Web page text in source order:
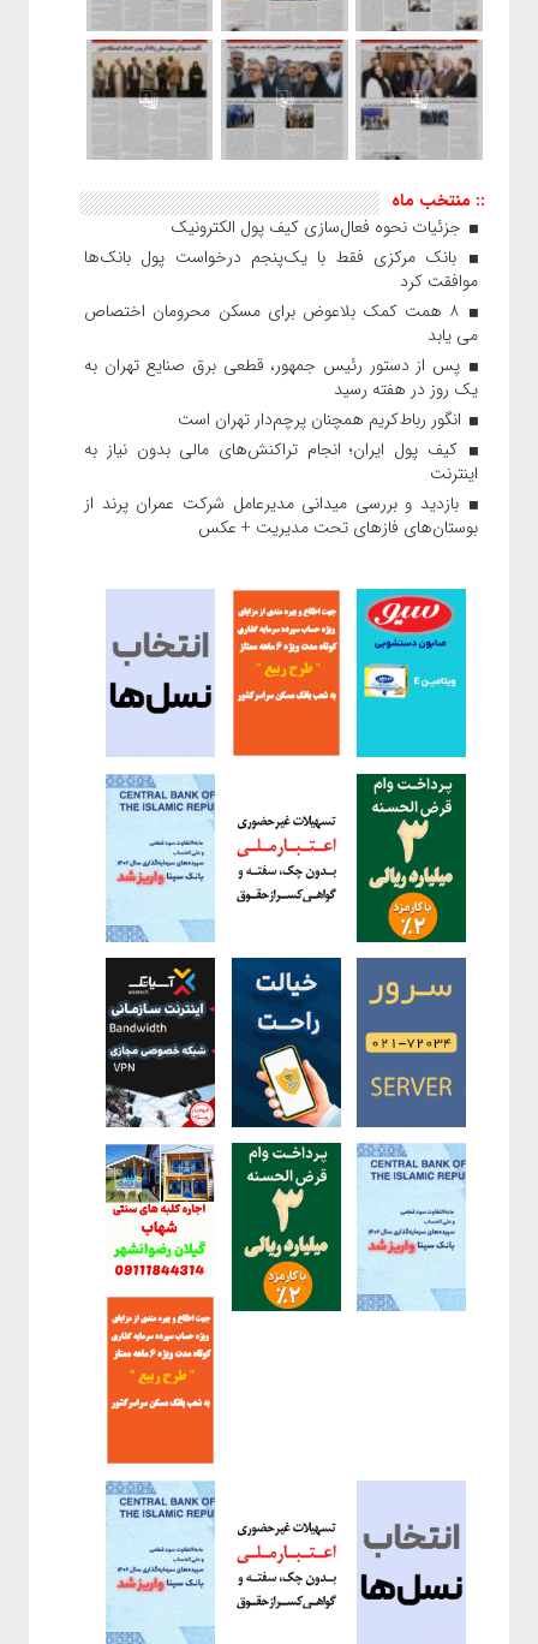
:: منتخب ماه
جزئیات نحوه فعال‌سازی کیف پول الکترونیک
بانک مرکزی فقط با یک‌‎پنجم درخواست پول بانک‌ها
موافقت کرد
۸ همت کمک بلاعوض برای مسکن محرومان اختصاص
می یابد
پس از دستور رئیس‌ جمهور، قطعی برق صنایع تهران به
یک روز در هفته رسید
انگور رباط‌کریم همچنان پرچم‌دار تهران است
کیف پول ایران؛ انجام تراکنش‌های مالی بدون نیاز به
اینترنت
بازدید و بررسی میدانی مدیرعامل شرکت عمران پرند از
بوستان‌های فازهای تحت مدیریت + عکس